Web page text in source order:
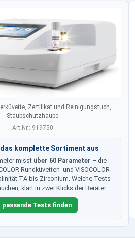
Zertifikat und Reinigungstuch,
Staubschutzhaube
Art.Nr.: 919750
komplette Sortiment aus
misst über 60 Parameter – die
Rundküvetten- und VISOCOLOR-
TA bis Zirconium. Welche Tests
klärt in zwei Klicks der Berater.
Tests finden